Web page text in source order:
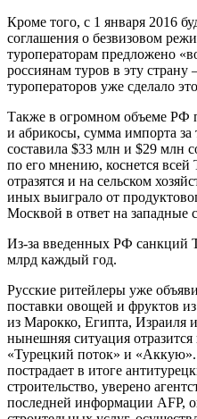
Кроме того, с 1 января 2016
соглашения о безвизовом
туроператорам предложено
россиянам туров в эту
туроператоров уже сделало
Также в огромном объеме РФ
и абрикосы, сумма импорта за
составила $33 млн и $29 млн
по его мнению, коснется
отразятся и на сельском
иных выиграло от
Москвой в ответ на западные
Из-за введенных РФ санкций
млрд каждый год.
Русские ритейлеры уже
поставки овощей и фруктов
из Марокко, Египта, Израиля
нынешняя ситуация
«Турецкий поток» и
пострадает в итоге
строительство, уверено
последней информации AFP,